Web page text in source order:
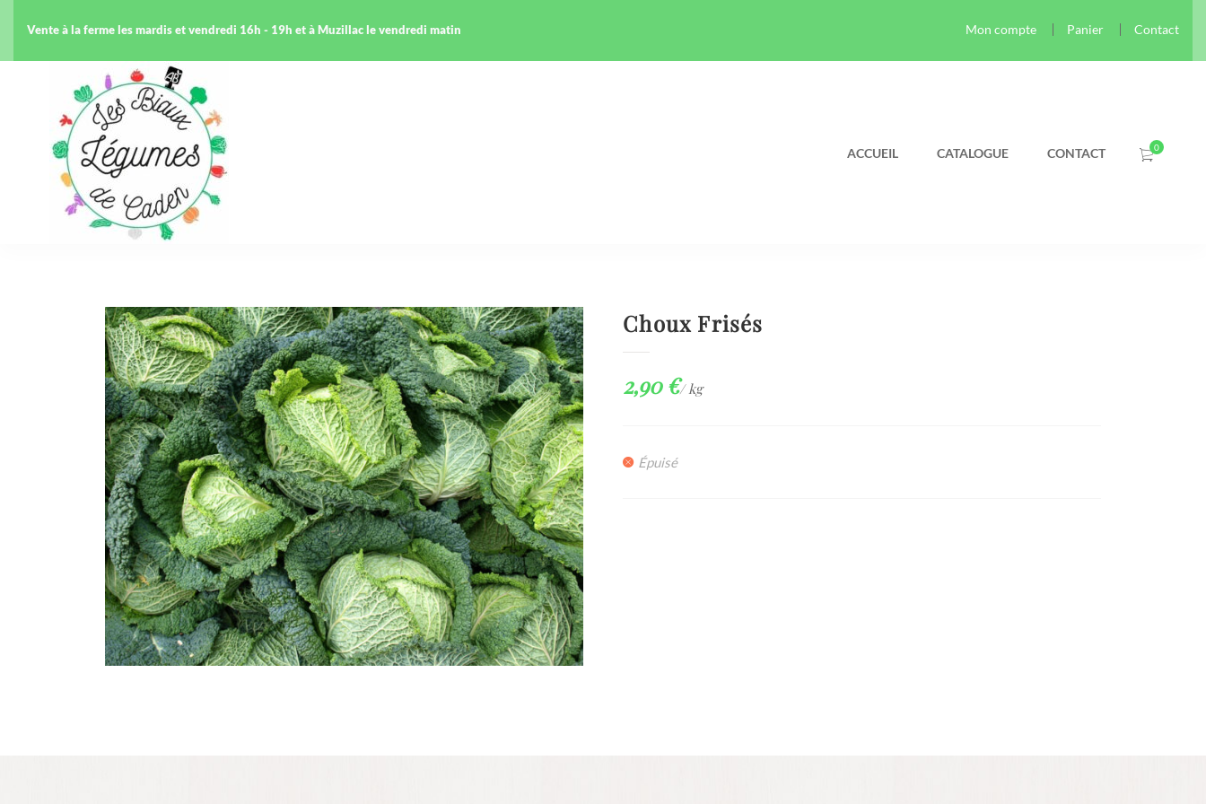
Vente à la ferme les mardis et vendredi 16h - 19h et à Muzillac le vendredi matin Mon compte Panier Contact
ACCUEIL CATALOGUE CONTACT
Choux Frisés
2,90€/ kg
Épuisé